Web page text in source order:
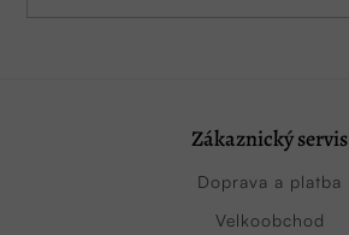
Zákaznický servis
Doprava a platba
Velkoobchod